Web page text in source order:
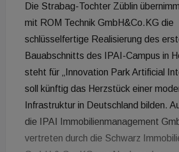
Die Strabag-Tochter Züblin
mit ROM Technik GmbH&Co.KG die
schlüsselfertige Realisierung des
Bauabschnitts des IPAI-Campus in
steht für „Innovation Park Artificial
soll künftig das Herzstück einer
Infrastruktur in Deutschland bilden.
die IPAI Immobilienmanagement
vertreten durch die Schwarz